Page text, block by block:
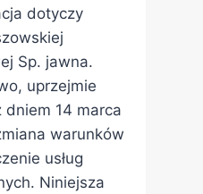
dotyczy
Sp. jawna.
uprzejmie
dniem 14 marca
warunków
usług
Niniejsza